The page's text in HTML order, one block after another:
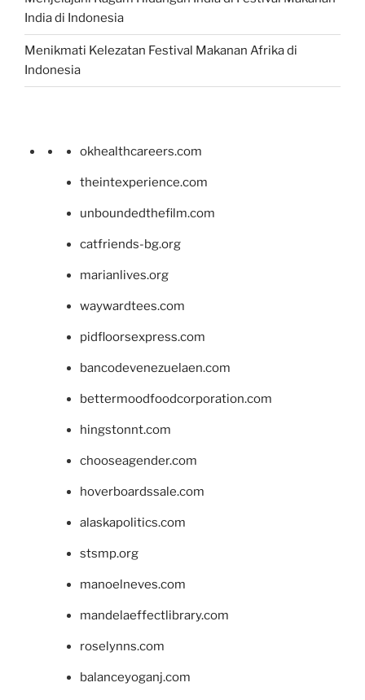
India di Indonesia
Menikmati Kelezatan Festival Makanan Afrika di
Indonesia
okhealthcareers.com
theintexperience.com
unboundedthefilm.com
catfriends-bg.org
marianlives.org
waywardtees.com
pidfloorsexpress.com
bancodevenezuelaen.com
bettermoodfoodcorporation.com
hingstonnt.com
chooseagender.com
hoverboardssale.com
alaskapolitics.com
stsmp.org
manoelneves.com
mandelaeffectlibrary.com
roselynns.com
balanceyoganj.com